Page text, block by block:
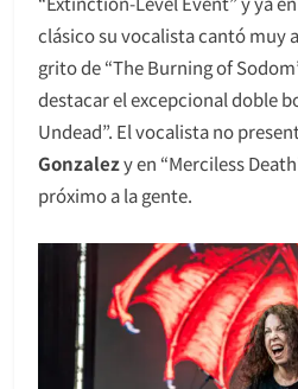
clásico su vocalista cantó muy
grito de “The Burning of
destacar el excepcional doble
Undead”. El vocalista no
Gonzalezy en “Merciless
próximo a la gente.